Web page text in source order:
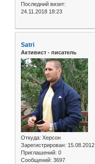
Последний визит:
24.11.2018 18:23
Satri
Активист - писатель
Откуда: Херсон
Зарегистрирован: 15.08.2012
Приглашений: 0
Сообщений: 3697